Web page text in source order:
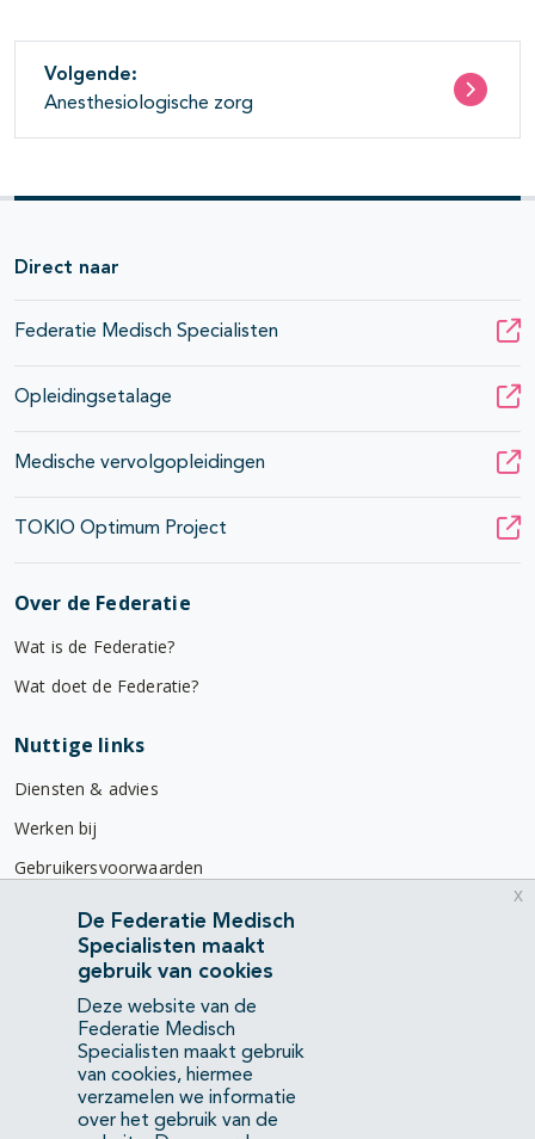
Volgende:
Anesthesiologische zorg
Direct naar
Federatie Medisch Specialisten
Opleidingsetalage
Medische vervolgopleidingen
TOKIO Optimum Project
Over de Federatie
Wat is de Federatie?
Wat doet de Federatie?
Nuttige links
Diensten & advies
Werken bij
Gebruikersvoorwaarden
Privacyverklaring
Contact
Mercatorlaan 1200
3528 BL Utrecht
(088) 505 34 34
info@richtlijnendatabase.nl
De Federatie Medisch
Specialisten maakt
gebruik van cookies
Deze website van de
Federatie Medisch
Specialisten maakt gebruik
van cookies, hiermee
verzamelen we informatie
over het gebruik van de
x